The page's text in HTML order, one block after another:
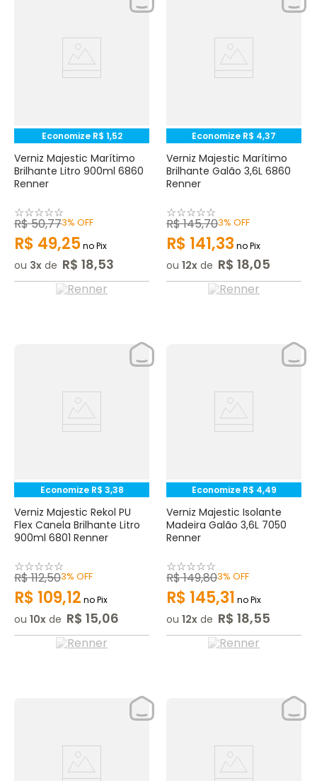
Economize R$ 1,52
Verniz Majestic Marítimo
Brilhante Litro 900ml 6860
Renner
☆☆☆☆☆
R$50,773% OFF
R$ 49,25no Pix
ou 3 de R$ 18,53
Economize R$ 4,37
Verniz Majestic Marítimo
Brilhante Galão 3,6L 6860
Renner
☆☆☆☆☆
R$145,703% OFF
R$ 141,33 no Pix
ou 12 de R$ 18,05
Economize R$ 3,38
Verniz Majestic Rekol PU
Flex Canela Brilhante Litro
900ml 6801 Renner
☆☆☆☆☆
R$112,503% OFF
R$ 109,12 no Pix
ou 10 de R$ 15,06
Economize R$ 4,49
Verniz Majestic Isolante
Madeira Galão 3,6L 7050
Renner
☆☆☆☆☆
R$149,803% OFF
R$ 145,31 no Pix
ou 12 de R$ 18,55